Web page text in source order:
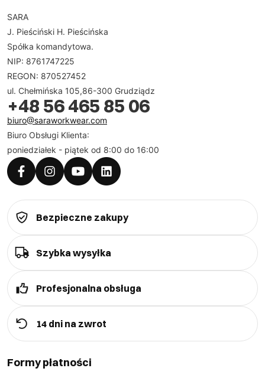
SARA
J. Pieściński H. Pieścińska
Spółka komandytowa.
NIP: 8761747225
REGON: 870527452
ul. Chełmińska 105,86-300 Grudziądz
+48 56 465 85 06
biuro@saraworkwear.com
Biuro Obsługi Klienta:
poniedziałek - piątek od 8:00 do 16:00
Bezpieczne zakupy
Szybka wysyłka
Profesjonalna obsługa
14 dni na zwrot
Formy płatności